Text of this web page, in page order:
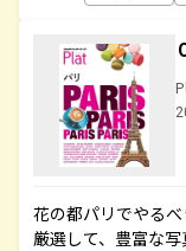
花の都パリでやる
厳選して、豊富な